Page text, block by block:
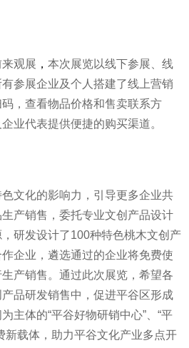
观展 ， 本次展览以线下参展、线
参展企业及个人搭建了线上营销
，查看物品价格和售卖联系方
业代表提供便捷的购买渠道。
文化的影响力，引导更多企业共
产销售，委托专业文创产品设计
研发设计了100种特色桃木文创产
企业，遴选通过的企业将免费使
产销售。通过此次展览，希望各
品研发销售中，促进平谷区形成
主体的“平谷好物研销中心”、“平
新载体，助力平谷文化产业多点开